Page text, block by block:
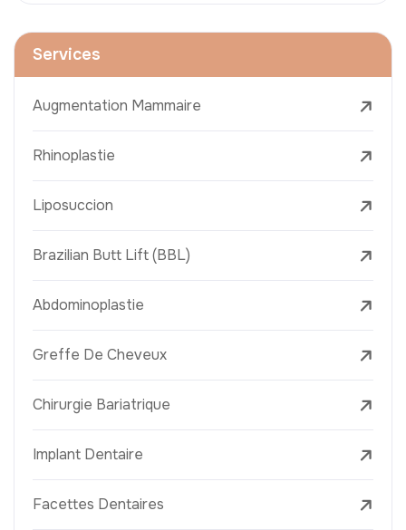
Services
Augmentation Mammaire
Rhinoplastie
Liposuccion
Brazilian Butt Lift (BBL)
Abdominoplastie
Greffe De Cheveux
Chirurgie Bariatrique
Implant Dentaire
Facettes Dentaires